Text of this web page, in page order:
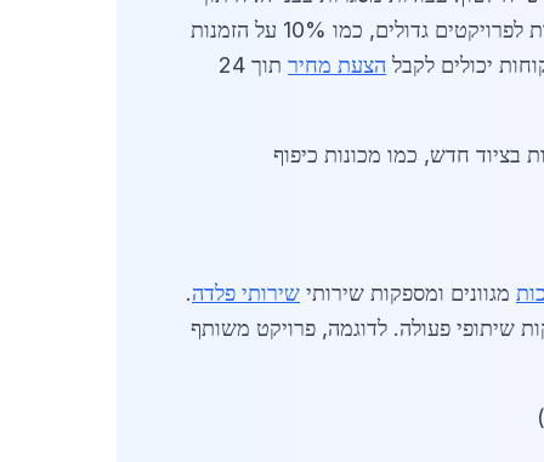
והלחמה 250 ש"ח לשעה, ייצור גדר 50 מטר ב-12,000 ש"ח כולל התקנה. מסגריות בנייה בעכו מציעות הנחות לפרויקטים גדולים, כמו 10% על הזמנות
הצעת מחיר
תוך 24
בציוד חדש, כמו מכונות כיפוף
מגוונים ומספקות שירותי שירותי פלדה.
שיתופי פעולה. לדוגמה, פרויקט משותף